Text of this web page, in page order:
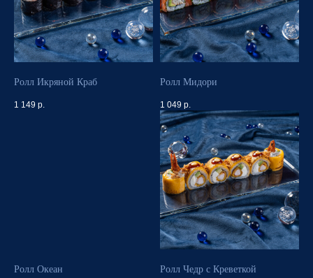
Ролл Икряной Краб
1 149 р.
Ролл Мидори
1 049 р.
Ролл Океан Ролл Чедр с Креветкой